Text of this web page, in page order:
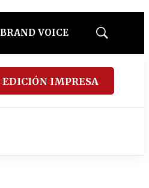
BRAND VOICE
Mostrar
EDICIÓN IMPRESA